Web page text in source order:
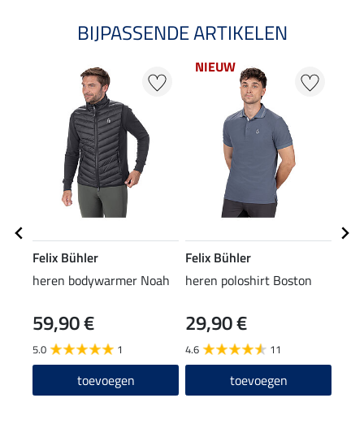
BIJPASSENDE ARTIKELEN
Felix Bühler
heren bodywarmer Noah
59,90 €
5.0 1
toevoegen
NIEUW
Felix Bühler
heren poloshirt Boston
29,90 €
4.6 11
toevoegen